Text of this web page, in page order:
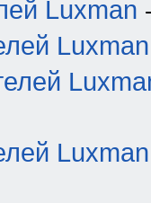
Luxman
Luxman
Luxman